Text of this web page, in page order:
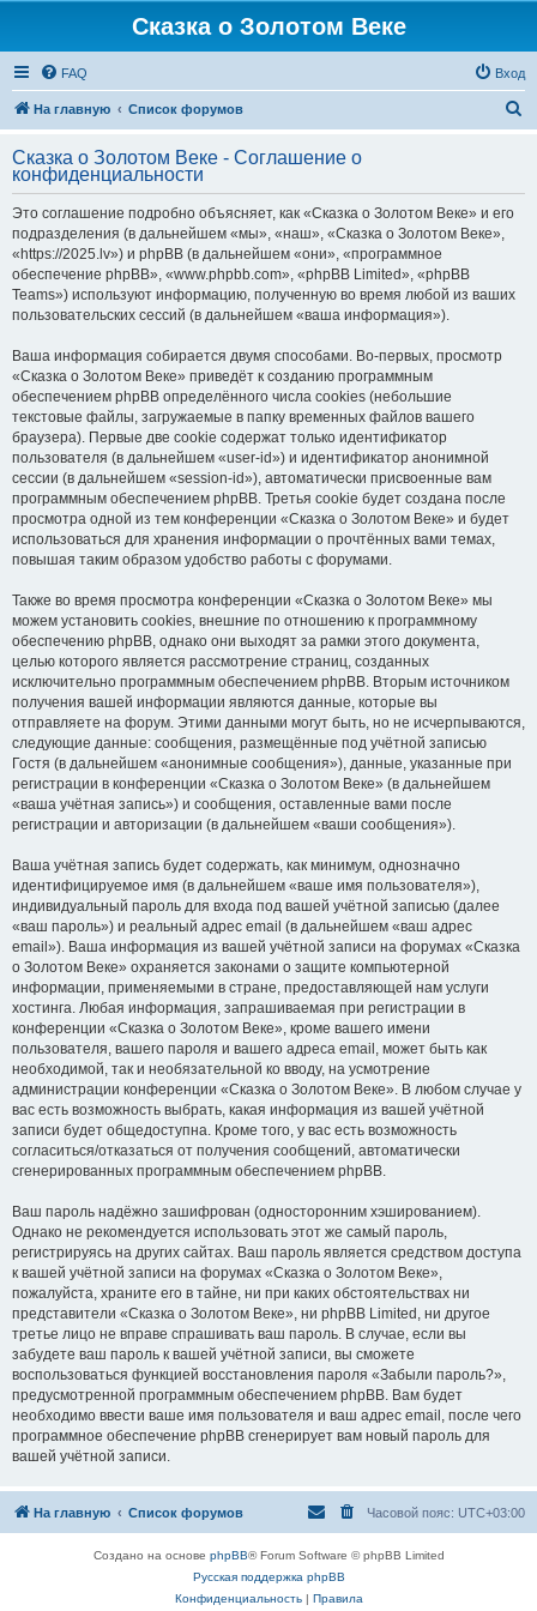
Сказка о Золотом Веке
FAQ Вход
На главную Список форумов
с
Сказка о Золотом Веке - Соглашение о
конфиденциальности
Это соглашение подробно объясняет, как «Сказка о Золотом Веке» и его
подразделения (в дальнейшем «мы», «наш», «Сказка о Золотом Веке»,
«https://2025.lv») и phpBB (в дальнейшем «они», «программное
обеспечение phpBB», «www.phpbb.com», «phpBB Limited», «phpBB
Teams») используют информацию, полученную во время любой из ваших
пользовательских сессий (в дальнейшем «ваша информация»).
Ваша информация собирается двумя способами. Во-первых, просмотр
«Сказка о Золотом Веке» приведёт к созданию программным
обеспечением phpBB определённого числа cookies (небольшие
текстовые файлы, загружаемые в папку временных файлов вашего
браузера). Первые две cookie содержат только идентификатор
пользователя (в дальнейшем «user-id») и идентификатор анонимной
сессии (в дальнейшем «session-id»), автоматически присвоенные вам
программным обеспечением phpBB. Третья cookie будет создана после
просмотра одной из тем конференции «Сказка о Золотом Веке» и будет
использоваться для хранения информации о прочтённых вами темах,
повышая таким образом удобство работы с форумами.
Также во время просмотра конференции «Сказка о Золотом Веке» мы
можем установить cookies, внешние по отношению к программному
обеспечению phpBB, однако они выходят за рамки этого документа,
целью которого является рассмотрение страниц, созданных
исключительно программным обеспечением phpBB. Вторым источником
получения вашей информации являются данные, которые вы
отправляете на форум. Этими данными могут быть, но не исчерпываются,
следующие данные: сообщения, размещённые под учётной записью
Гостя (в дальнейшем «анонимные сообщения»), данные, указанные при
регистрации в конференции «Сказка о Золотом Веке» (в дальнейшем
«ваша учётная запись») и сообщения, оставленные вами после
регистрации и авторизации (в дальнейшем «ваши сообщения»).
Ваша учётная запись будет содержать, как минимум, однозначно
идентифицируемое имя (в дальнейшем «ваше имя пользователя»),
индивидуальный пароль для входа под вашей учётной записью (далее
«ваш пароль») и реальный адрес email (в дальнейшем «ваш адрес
email»). Ваша информация из вашей учётной записи на форумах «Сказка
о Золотом Веке» охраняется законами о защите компьютерной
информации, применяемыми в стране, предоставляющей нам услуги
хостинга. Любая информация, запрашиваемая при регистрации в
конференции «Сказка о Золотом Веке», кроме вашего имени
пользователя, вашего пароля и вашего адреса email, может быть как
необходимой, так и необязательной ко вводу, на усмотрение
администрации конференции «Сказка о Золотом Веке». В любом случае у
вас есть возможность выбрать, какая информация из вашей учётной
записи будет общедоступна. Кроме того, у вас есть возможность
согласиться/отказаться от получения сообщений, автоматически
сгенерированных программным обеспечением phpBB.
Ваш пароль надёжно зашифрован (односторонним хэшированием).
Однако не рекомендуется использовать этот же самый пароль,
регистрируясь на других сайтах. Ваш пароль является средством доступа
к вашей учётной записи на форумах «Сказка о Золотом Веке»,
пожалуйста, храните его в тайне, ни при каких обстоятельствах ни
представители «Сказка о Золотом Веке», ни phpBB Limited, ни другое
третье лицо не вправе спрашивать ваш пароль. В случае, если вы
забудете ваш пароль к вашей учётной записи, вы сможете
воспользоваться функцией восстановления пароля «Забыли пароль?»,
предусмотренной программным обеспечением phpBB. Вам будет
необходимо ввести ваше имя пользователя и ваш адрес email, после чего
программное обеспечение phpBB сгенерирует вам новый пароль для
вашей учётной записи.
На главную Список форумов Часовой пояс: UTC+03:00
Создано на основе phpBB® Forum Software © phpBB Limited
Русская поддержка phpBB
Конфиденциальность| Правила